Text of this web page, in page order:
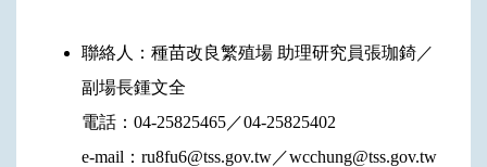
聯絡人：種苗改良繁殖場 助理研究員張珈錡／
副場長鍾文全
電話：04-25825465／04-25825402
e-mail：ru8fu6@tss.gov.tw／wcchung@tss.gov.tw